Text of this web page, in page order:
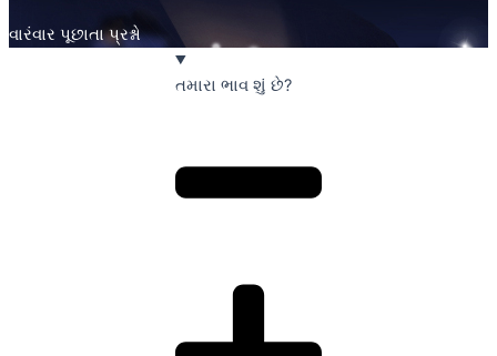
વારંવાર પૂછાતા પ્રશ્નો
તમારા ભાવ શું છે?